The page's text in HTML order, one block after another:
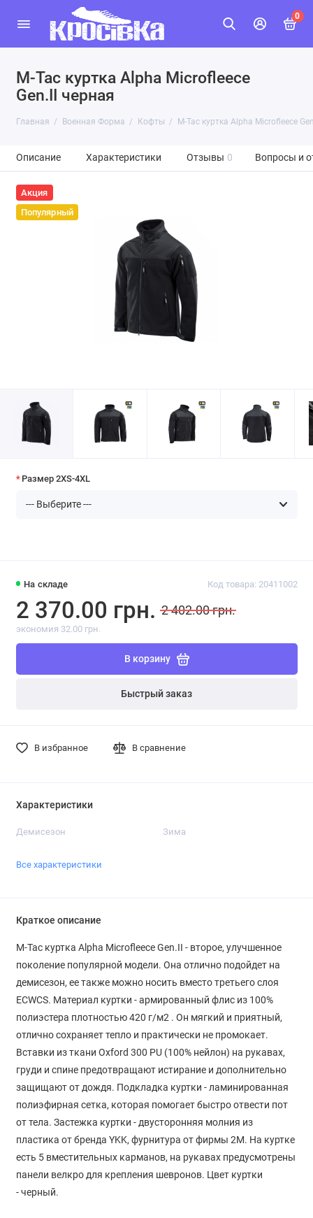
0
M-Tac куртка Alpha Microfleece
Gen.ІІ черная
Главная Военная Форма Кофты M-Tac куртка Alpha Microfleece
Описание Характеристики Отзывы 0 Вопросы и
Акция
Популярный
На складе Код товара: 20411002
2 370.00 грн. 2 402.00 грн.
экономия 32.00 грн.
В корзину
Быстрый заказ
В избранное В сравнение
Размер 2XS-4XL
Характеристики
Демисезон Зима
Все характеристики
Краткое описание
M-Tac куртка Alpha Microfleece Gen.ІІ - второе, улучшенное
поколение популярной модели. Она отлично подойдет на
демисезон, ее также можно носить вместо третьего слоя
ECWCS. Материал куртки - армированный флис из 100%
полиэстера плотностью 420 г/м2 . Он мягкий и приятный,
отлично сохраняет тепло и практически не промокает.
Вставки из ткани Oxford 300 PU (100% нейлон) на рукавах,
груди и спине предотвращают истирание и дополнительно
защищают от дождя. Подкладка куртки - ламинированная
полиэфирная сетка, которая помогает быстро отвести пот
от тела. Застежка куртки - двусторонняя молния из
пластика от бренда YKK, фурнитура от фирмы 2М. На куртке
есть 5 вместительных карманов, на рукавах предусмотрены
панели велкро для крепления шевронов. Цвет куртки
- черный.